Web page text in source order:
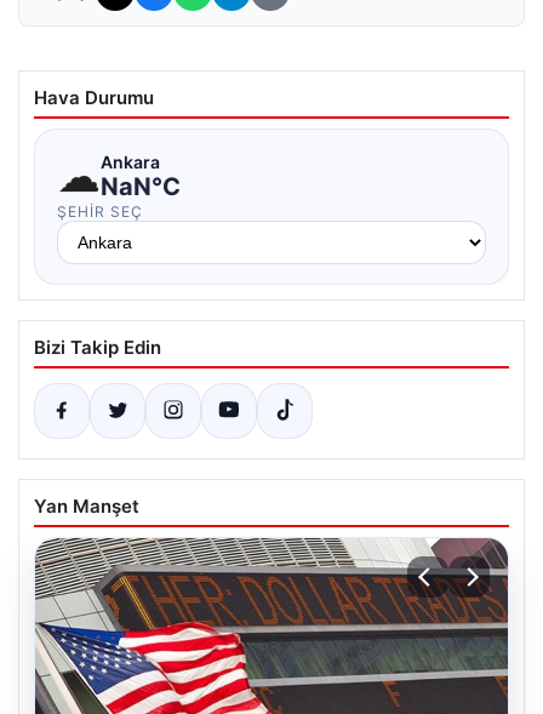
Hava Durumu
☁Ankara
NaN°C
ŞEHIR SEÇ
Bizi Takip Edin
Yan Manşet